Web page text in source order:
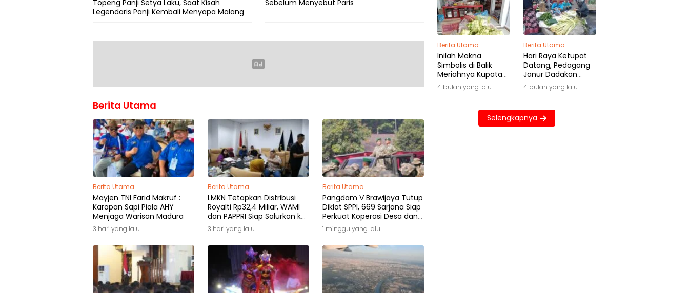
Topeng Panji Setya Laku, Saat Kisah
Legendaris Panji Kembali Menyapa Malang
Sebelum Menyebut Paris
Berita Utama
Berita Utama
Mayjen TNI Farid Makruf :
Karapan Sapi Piala AHY
Menjaga Warisan Madura
3 hari yang lalu
Berita Utama
LMKN Tetapkan Distribusi
Royalti Rp32,4 Miliar, WAMI
dan PAPPRI Siap Salurkan ke
Pemilik Hak
3 hari yang lalu
Berita Utama
Pangdam V Brawijaya Tutup
Diklat SPPI, 669 Sarjana Siap
Perkuat Koperasi Desa dan
Kampung Nelayan
1 minggu yang lalu
Berita Utama
Inilah Makna
Simbolis di Balik
Meriahnya Kupatan
di Jawa
4 bulan yang lalu
Berita Utama
Hari Raya Ketupat
Datang, Pedagang
Janur Dadakan
Raup Untung Besar
4 bulan yang lalu
Selengkapnya